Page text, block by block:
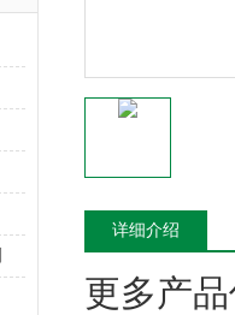
详细介绍
更多产